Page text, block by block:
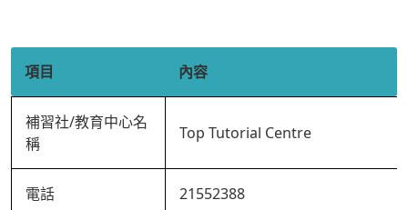
項目 內容
補習社/教育中心名
稱
Top Tutorial Centre
電話 21552388